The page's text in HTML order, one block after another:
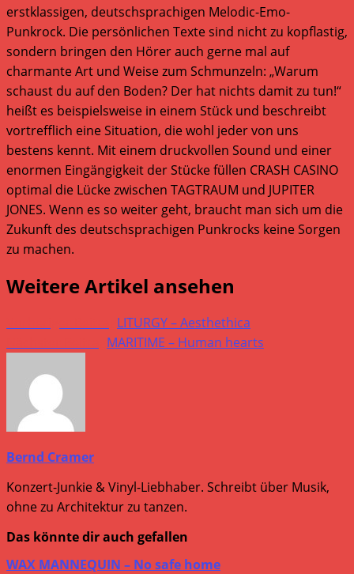
erstklassigen, deutschsprachigen Melodic-Emo-
Punkrock. Die persönlichen Texte sind nicht zu kopflastig,
sondern bringen den Hörer auch gerne mal auf
charmante Art und Weise zum Schmunzeln: „Warum
schaust du auf den Boden? Der hat nichts damit zu tun!“
heißt es beispielsweise in einem Stück und beschreibt
vortrefflich eine Situation, die wohl jeder von uns
bestens kennt. Mit einem druckvollen Sound und einer
enormen Eingängigkeit der Stücke füllen CRASH CASINO
optimal die Lücke zwischen TAGTRAUM und JUPITER
JONES. Wenn es so weiter geht, braucht man sich um die
Zukunft des deutschsprachigen Punkrocks keine Sorgen
zu machen.
Weitere Artikel ansehen
LITURGY – Aesthethica
MARITIME – Human hearts
Bernd Cramer
Konzert-Junkie & Vinyl-Liebhaber. Schreibt über Musik,
ohne zu Architektur zu tanzen.
Das könnte dir auch gefallen
WAX MANNEQUIN – No safe home